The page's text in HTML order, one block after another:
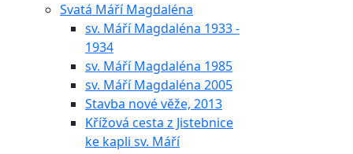
Svatá Máří Magdaléna
sv. Máří Magdaléna 1933 -
1934
sv. Máří Magdaléna 1985
sv. Máří Magdaléna 2005
Stavba nové věže, 2013
Křížová cesta z Jistebnice
ke kapli sv. Máří